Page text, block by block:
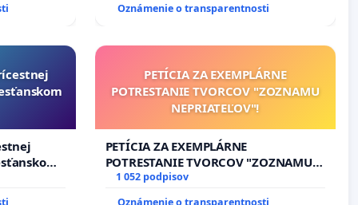
Oznámenie o transparentnosti
PETÍCIA ZA EXEMPLÁRNE
POTRESTANIE TVORCOV "ZOZNAMU
NEPRIATEĽOV"!
PETÍCIA ZA EXEMPLÁRNE
POTRESTANIE TVORCOV "ZOZNAMU
NEPRIATEĽOV"!
1 052 podpisov
Oznámenie o transparentnosti